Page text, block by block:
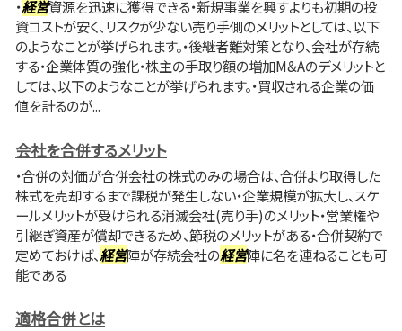
・経営資源を迅速に獲得できる・新規事業を興すよりも初期の投
資コストが安く、リスクが少ない売り手側のメリットとしては、以下
のようなことが挙げられます。・後継者難対策となり、会社が存続
する・企業体質の強化・株主の手取り額の増加M&Aのデメリットと
しては、以下のようなことが挙げられます。・買収される企業の価
値を計るのが...
会社を合併するメリット
・合併の対価が合併会社の株式のみの場合は、合併より取得した
株式を売却するまで課税が発生しない・企業規模が拡大し、スケ
ールメリットが受けられる消滅会社(売り手)のメリット・営業権や
引継ぎ資産が償却できるため、節税のメリットがある・合併契約で
定めておけば、経営陣が存続会社の経営陣に名を連ねることも可
能である
適格合併とは